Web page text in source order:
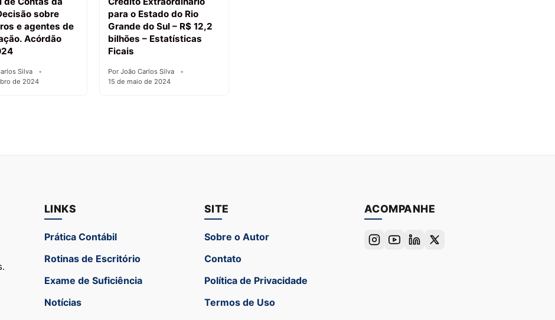
sobre
e agentes de
Acórdão
Silva
de 2024
para o Estado do Rio
Grande do Sul – R$ 12,2
bilhões – Estatísticas
Ficais
Por João Carlos Silva
15 de maio de 2024
LINKS
Prática Contábil
Rotinas de Escritório
Exame de Suficiência
Notícias
SITE
Sobre o Autor
Contato
Política de Privacidade
Termos de Uso
ACOMPANHE